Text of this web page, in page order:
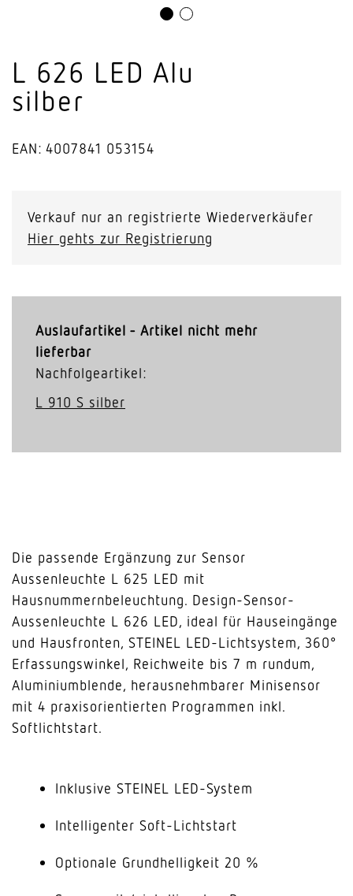
L 626 LED Alu
silber
EAN: 4007841 053154
Verkauf nur an registrierte Wiederverkäufer
Hier gehts zur Registrierung
Auslaufartikel - Artikel nicht mehr
lieferbar
Nachfolgeartikel:
L 910 S silber
Die passende Ergänzung zur Sensor
Aussenleuchte L 625 LED mit
Hausnummernbeleuchtung. Design-Sensor-
Aussenleuchte L 626 LED, ideal für Hauseingänge
und Hausfronten, STEINEL LED-Lichtsystem, 360°
Erfassungswinkel, Reichweite bis 7 m rundum,
Aluminiumblende, herausnehmbarer Minisensor
mit 4 praxisorientierten Programmen inkl.
Softlichtstart.
Inklusive STEINEL LED-System
Intelligenter Soft-Lichtstart
Optionale Grundhelligkeit 20 %